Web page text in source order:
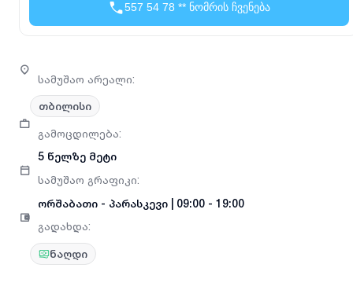
557 54 78 ** ნომრის ჩვენება
სამუშაო არეალი:
თბილისი
გამოცდილება:
5 წელზე მეტი
სამუშაო გრაფიკი:
ორშაბათი - პარასკევი 09:00 - 19:00
გადახდა:
ნაღდი